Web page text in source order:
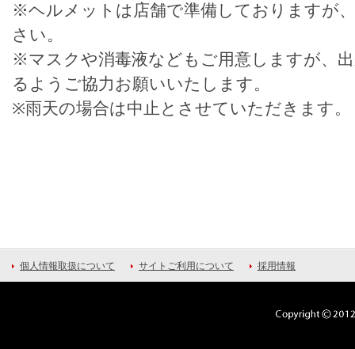
※ヘルメットは店舗で準備しておりますが
さい。
※マスクや消毒液などもご用意しますが、
るようご協力お願いいたします。
※雨天の場合は中止とさせていただきます。
個人情報取扱について サイトご利用について 採用情報